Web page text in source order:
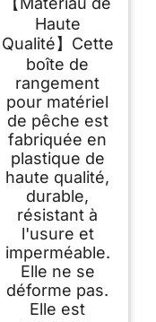
Haute
Qualité】Cette
boîte de
rangement
pour matériel
de pêche est
fabriquée en
plastique de
haute qualité,
durable,
résistant à
l'usure et
imperméable.
Elle ne se
déforme pas.
Elle est